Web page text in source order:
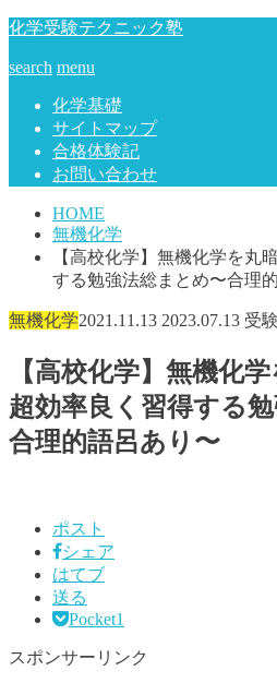
化学受験テクニック塾
search menu
化学基礎
サイトマップ
合格体験記
お問い合わせ
HOME
無機化学
【高校化学】無機化学を丸
する勉強法総まとめ〜合理
無機化学2021.11.13 2023.07.13 受
【高校化学】無機化
超効率良く習得する
合理的語呂あり〜
ポスト
シェア
はてブ
送る
Pocket1
スポンサーリンク